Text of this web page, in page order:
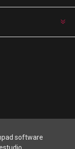
software